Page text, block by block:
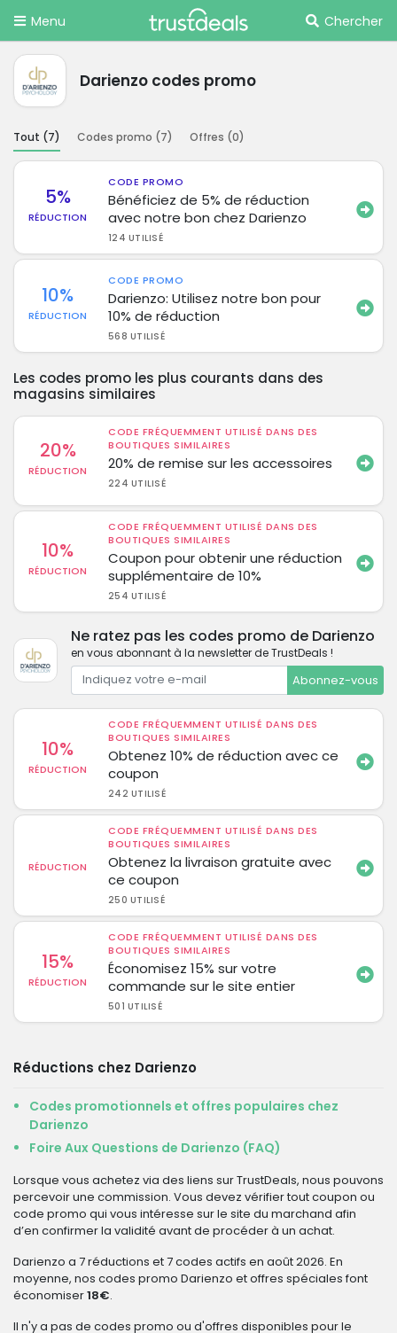
Menu Chercher
Darienzo codes promo
Tout (7) Codes promo (7) Offres (0)
5%
RÉDUCTION
CODE PROMO
Bénéficiez de 5% de réduction
avec notre bon chez Darienzo
124 UTILISÉ
10%
RÉDUCTION
CODE PROMO
Darienzo: Utilisez notre bon pour
10% de réduction
568 UTILISÉ
Les codes promo les plus courants dans des
magasins similaires
20%
RÉDUCTION
CODE FRÉQUEMMENT UTILISÉ DANS DES
BOUTIQUES SIMILAIRES
20% de remise sur les accessoires
224 UTILISÉ
10%
RÉDUCTION
CODE FRÉQUEMMENT UTILISÉ DANS DES
BOUTIQUES SIMILAIRES
Coupon pour obtenir une réduction
supplémentaire de 10%
254 UTILISÉ
Ne ratez pas les codes promo de Darienzo
en vous abonnant à la newsletter de TrustDeals !
Abonnez-vous
10%
RÉDUCTION
CODE FRÉQUEMMENT UTILISÉ DANS DES
BOUTIQUES SIMILAIRES
Obtenez 10% de réduction avec ce
coupon
242 UTILISÉ
RÉDUCTION
CODE FRÉQUEMMENT UTILISÉ DANS DES
BOUTIQUES SIMILAIRES
Obtenez la livraison gratuite avec
ce coupon
250 UTILISÉ
15%
RÉDUCTION
CODE FRÉQUEMMENT UTILISÉ DANS DES
BOUTIQUES SIMILAIRES
Économisez 15% sur votre
commande sur le site entier
501 UTILISÉ
Réductions chez Darienzo
Codes promotionnels et offres populaires chez
Darienzo
Foire Aux Questions de Darienzo (FAQ)
Lorsque vous achetez via des liens sur TrustDeals, nous pouvons
percevoir une commission. Vous devez vérifier tout coupon ou
code promo qui vous intéresse sur le site du marchand afin
d’en confirmer la validité avant de procéder à un achat.
Darienzo a 7 réductions et 7 codes actifs en août 2026. En
moyenne, nos codes promo Darienzo et offres spéciales font
économiser18€.
Il n'y a pas de codes promo ou d'offres disponibles pour le